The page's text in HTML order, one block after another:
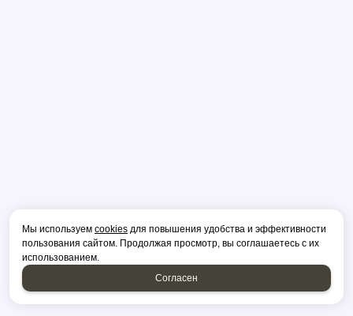
Мы используем cookies для повышения удобства и эффективности
пользования сайтом. Продолжая просмотр, вы соглашаетесь с их
использованием.
Согласен